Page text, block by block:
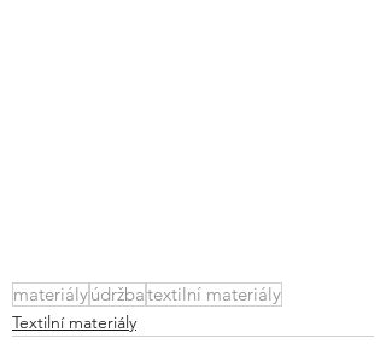
materiályúdržbatextilní materiály
Textilní materiály